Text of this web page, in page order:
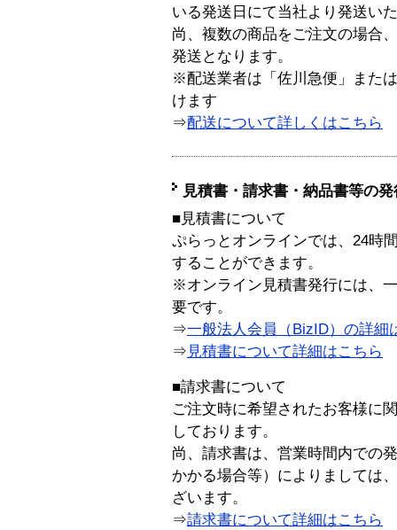
いる発送日にて当社より発送い
尚、複数の商品をご注文の場合
発送となります。
※配送業者は「佐川急便」また
けます
⇒配送について詳しくはこちら
見積書・請求書・納品書等の
■見積書について
ぷらっとオンラインでは、24時
することができます。
※オンライン見積書発行には、
要です。
⇒一般法人会員（BizID）の詳細
⇒ 見積書について詳細はこちら
■請求書について
ご注文時に希望されたお客様に
しております。
尚、請求書は、営業時間内での
かかる場合等）によりましては
ざいます。
⇒請求書について詳細はこちら